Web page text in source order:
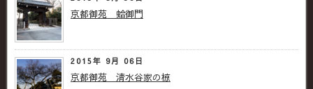
京都御苑 蛤御門
2015年 9月 06日
京都御苑 清水谷家の椋